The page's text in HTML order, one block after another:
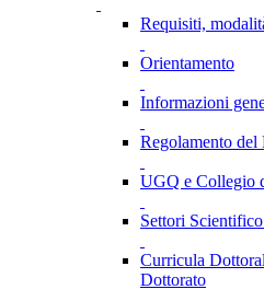
Requisiti,
Orientamento
Informazioni
Regolamento del
UGQ e Collegio
Settori
Curricula
Dottorato